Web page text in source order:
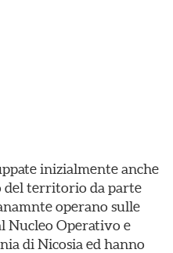
inizialmente anche
del territorio da parte
operano sulle
Nucleo Operativo e
di Nicosia ed hanno